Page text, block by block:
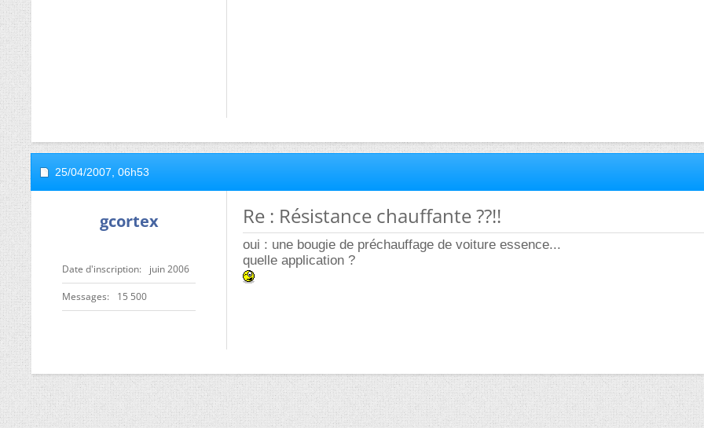
25/04/2007, 06h53
gcortex
Date d'inscription juin 2006
Messages 15 500
Re : Résistance chauffante ??!!
oui : une bougie de préchauffage de voiture essence...
quelle application ?